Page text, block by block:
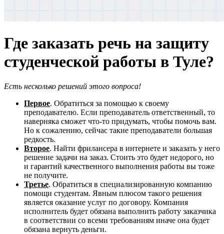
Где заказать речь на защиту
студенческой работы в Туле?
Есть несколько решений этого вопроса!
Первое. Обратиться за помощью к своему
преподавателю. Если преподаватель ответственный, то
наверняка сможет что-то придумать, чтобы помочь вам.
Но к сожалению, сейчас такие преподаватели большая
редкость.
Второе. Найти фрилансера в интернете и заказать у него
решение задачи на заказ. Стоить это будет недорого, но
и гарантий качественного выполнения работы вы тоже
не получите.
Третье. Обратиться в специализированную компанию
помощи студентам. Явным плюсом такого решения
является оказание услуг по договору. Компания
исполнитель будет обязана выполнить работу заказчика
в соответствии со всеми требованиям иначе она будет
обязана вернуть деньги.